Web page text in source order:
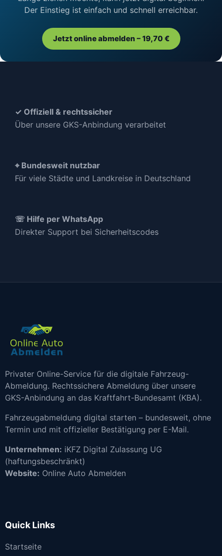
Der Einstieg ist einfach und schnell erreichbar.
Jetzt online abmelden – 19,70 €
✓ Offiziell & rechtssicher
Über unsere GKS-Anbindung verarbeitet
⌖ Bundesweit nutzbar
Für viele Städte und Landkreise in Deutschland
☏ Hilfe per WhatsApp
Direkter Support bei Sicherheitscodes
Privater Online-Service für die digitale Fahrzeug-
Abmeldung. Rechtssichere Abmeldung über unsere
GKS-Anbindung an das Kraftfahrt-Bundesamt (KBA).
Fahrzeugabmeldung digital starten – bundesweit, ohne
Termin und mit offizieller Bestätigung per E-Mail.
Unternehmen: iKFZ Digital Zulassung UG
(haftungsbeschränkt)
Website: Online Auto Abmelden
Quick Links
Startseite